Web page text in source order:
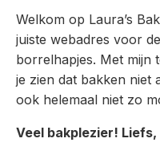
Welkom op Laura’s
juiste webadres voor
borrelhapjes. Met mijn
je zien dat bakken niet
ook helemaal niet zo
Veel bakplezier! Liefs,